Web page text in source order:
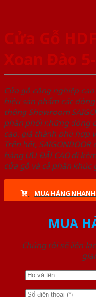
Cửa Gỗ
Xoan Đào
Cửa gỗ công nghiệp
hiệu sản phẩm các
thống Showroom
phân phối những dòng
cao, giá thành phù hợp
Trên hết,
hàng ƯU ĐÃI CAO đi
cửa gỗ và cả phân khúc
MUA HÀNG NHANH
MUA
Chúng tôi sẽ liên